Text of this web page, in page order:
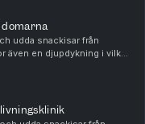
domarna
udda snackisar från
även en djupdykning i vilka
osar att ha!